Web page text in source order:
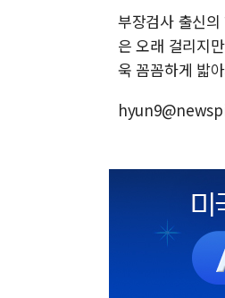
부장검사 출신
은 오래 걸리지
욱 꼼꼼하게 밟